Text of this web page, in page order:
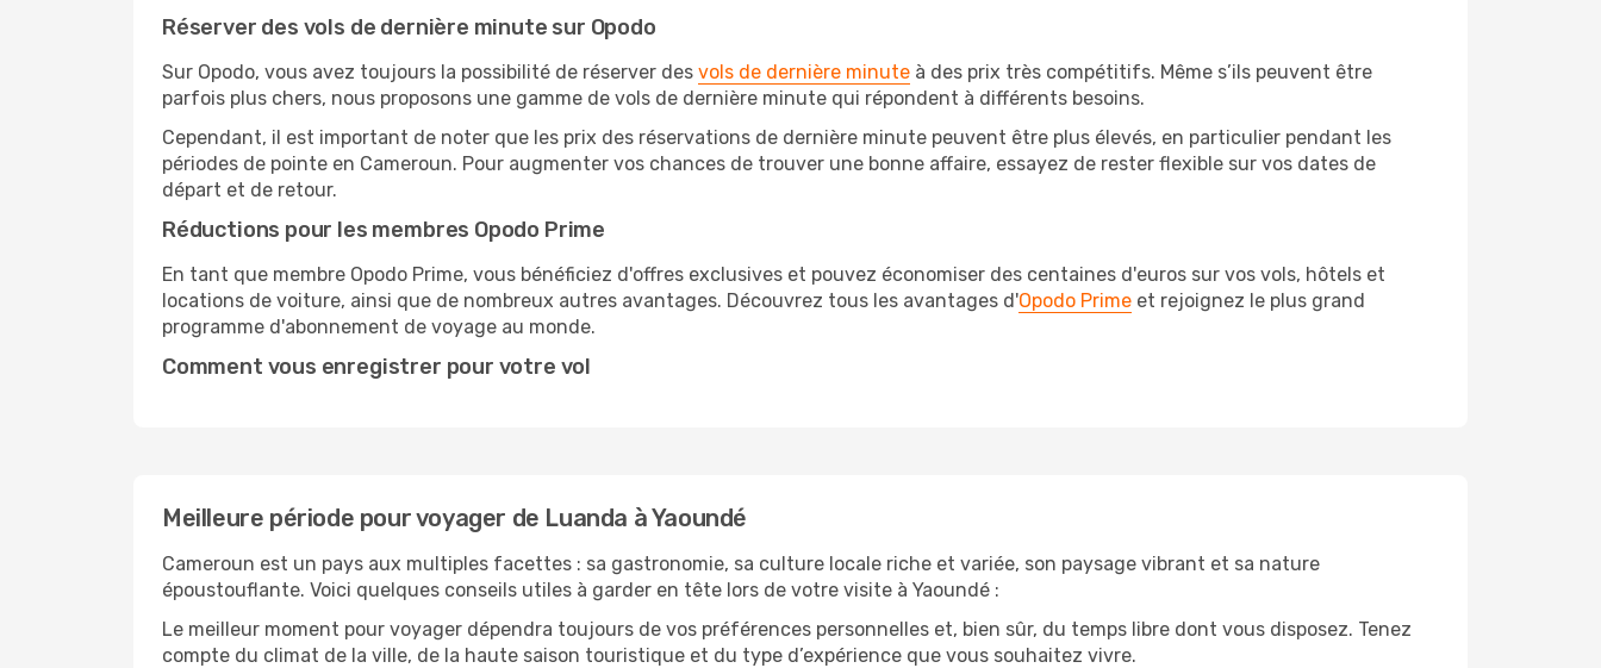
Réserver des vols de dernière minute sur Opodo
Sur Opodo, vous avez toujours la possibilité de réserver des vols de dernière minute à des prix très compétitifs. Même s’ils peuvent être
parfois plus chers, nous proposons une gamme de vols de dernière minute qui répondent à différents besoins.
Cependant, il est important de noter que les prix des réservations de dernière minute peuvent être plus élevés, en particulier pendant les
périodes de pointe en Cameroun. Pour augmenter vos chances de trouver une bonne affaire, essayez de rester flexible sur vos dates de
départ et de retour.
Réductions pour les membres Opodo Prime
En tant que membre Opodo Prime, vous bénéficiez d'offres exclusives et pouvez économiser des centaines d'euros sur vos vols, hôtels et
locations de voiture, ainsi que de nombreux autres avantages. Découvrez tous les avantages d'Opodo Prime et rejoignez le plus grand
programme d'abonnement de voyage au monde.
Comment vous enregistrer pour votre vol
Meilleure période pour voyager de Luanda à Yaoundé
Cameroun est un pays aux multiples facettes : sa gastronomie, sa culture locale riche et variée, son paysage vibrant et sa nature
époustouflante. Voici quelques conseils utiles à garder en tête lors de votre visite à Yaoundé :
Le meilleur moment pour voyager dépendra toujours de vos préférences personnelles et, bien sûr, du temps libre dont vous disposez. Tenez
compte du climat de la ville, de la haute saison touristique et du type d’expérience que vous souhaitez vivre.